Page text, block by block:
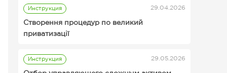
Инструкция
Инструкции для организаторов
29.04.2026
Створення процедур по великий
приватизації
Инструкция 29.05.2026